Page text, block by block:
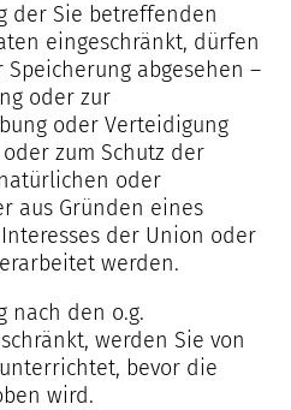
der Sie betreffenden
eingeschränkt, dürfen
abgesehen –
oder zur
oder Verteidigung
zum Schutz der
oder
aus Gründen eines
der Union oder
werden.
nach den o.g.
werden Sie von
bevor die
wird.